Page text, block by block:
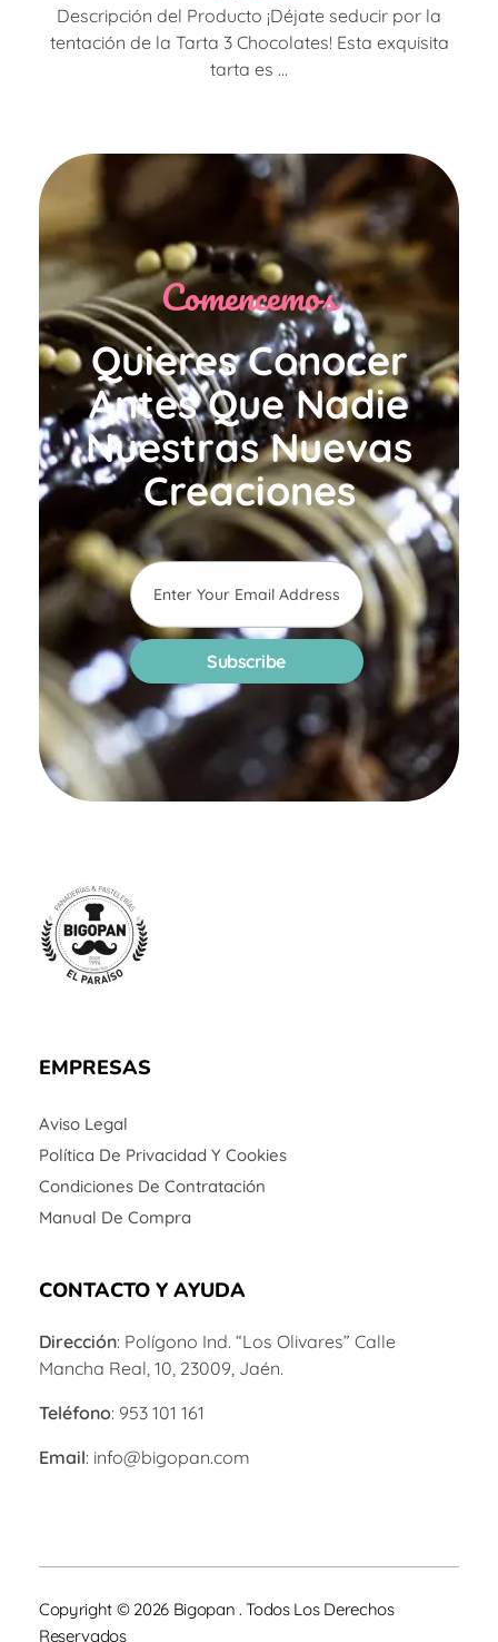
Descripción del Producto ¡Déjate seducir por la
tentación de la Tarta 3 Chocolates! Esta exquisita
tarta es ...
Comencemos
Quieres Conocer
Antes Que Nadie
Nuestras Nuevas
Creaciones
EMPRESAS
Aviso Legal
Política De Privacidad Y Cookies
Condiciones De Contratación
Manual De Compra
CONTACTO Y AYUDA
Dirección: Polígono Ind. “Los Olivares” Calle
Mancha Real, 10, 23009, Jaén.
Teléfono: 953 101 161
Email: info@bigopan.com
Copyright © 2026 Bigopan . Todos Los Derechos
Reservados